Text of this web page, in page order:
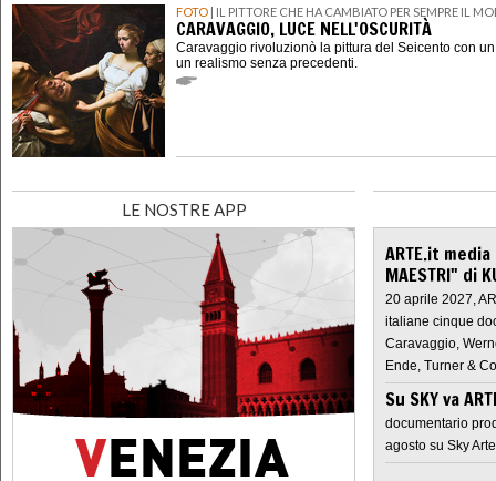
FOTO | IL PITTORE CHE HA CAMBIATO PER SEMPRE IL
CARAVAGGIO, LUCE NELL'OSCURITÀ
Caravaggio rivoluzionò la pittura del Seicento con
un realismo senza precedenti.
LE NOSTRE APP
ARTE.it
MAESTRI" di
20 aprile 2027,
italiane cinque
Caravaggio,
Ende, Turner &
Su SKY va
documentario
agosto su Sky Arte